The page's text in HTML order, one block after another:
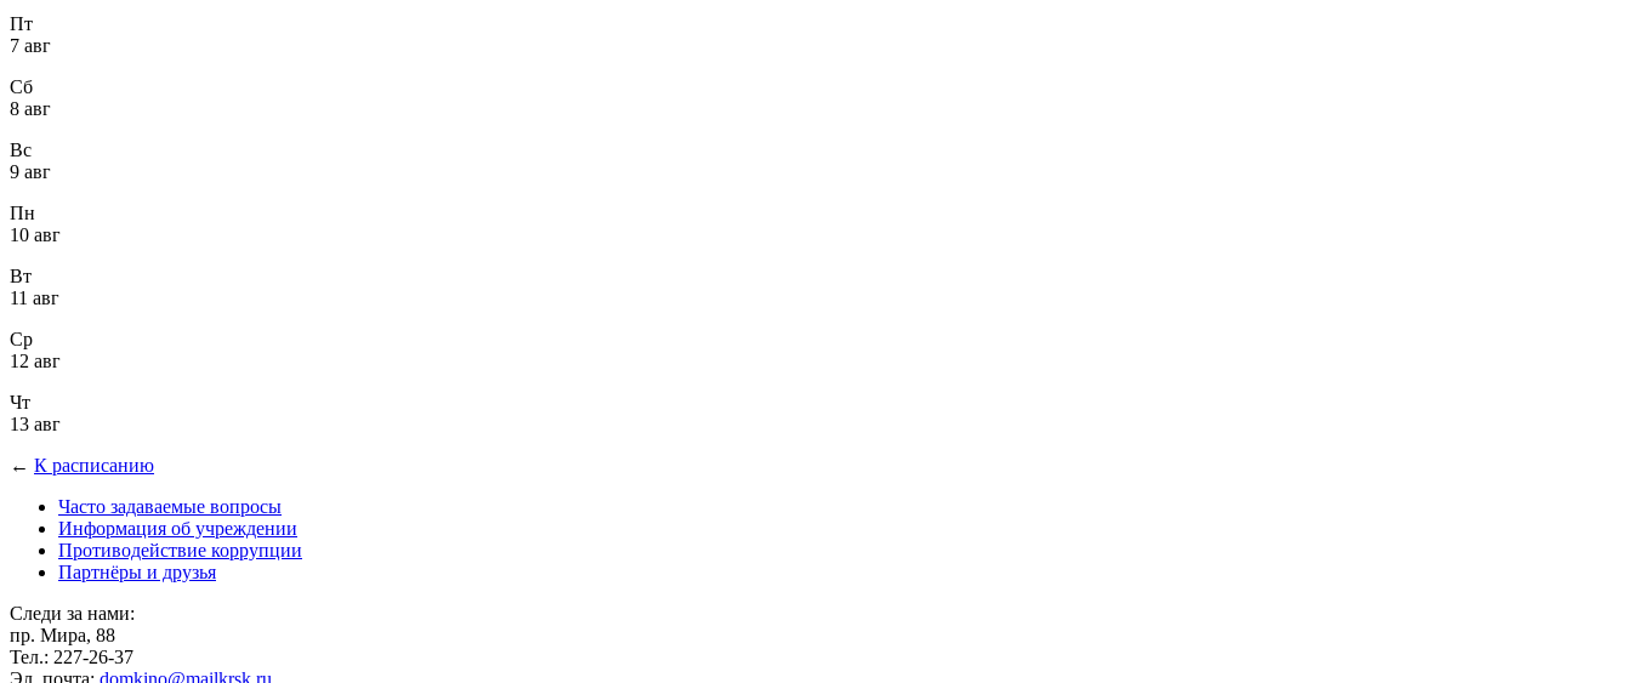
Пт
7 авг
Сб
8 авг
Вс
9 авг
Пн
10 авг
Вт
11 авг
Ср
12 авг
Чт
13 авг
← К расписанию
Часто задаваемые вопросы
Информация об учреждении
Противодействие коррупции
Партнёры и друзья
Следи за нами:
пр. Мира, 88
Тел.: 227-26-37
Эл. почта: domkino@mailkrsk.ru